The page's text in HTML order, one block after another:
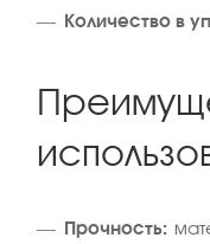
Количество в
Прочность: